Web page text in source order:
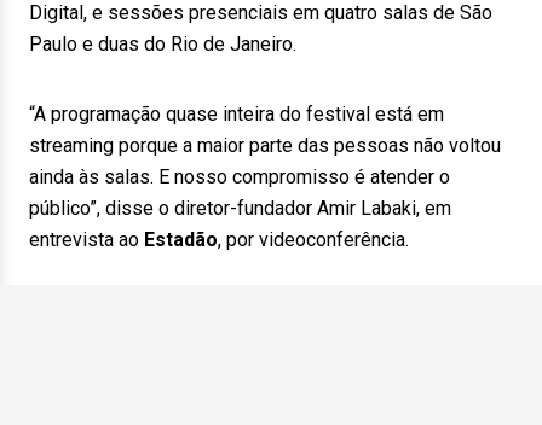
Digital, e sessões presenciais em quatro salas de São
Paulo e duas do Rio de Janeiro.
“A programação quase inteira do festival está em
streaming porque a maior parte das pessoas não voltou
ainda às salas. E nosso compromisso é atender o
público”, disse o diretor-fundador Amir Labaki, em
entrevista ao Estadão, por videoconferência.